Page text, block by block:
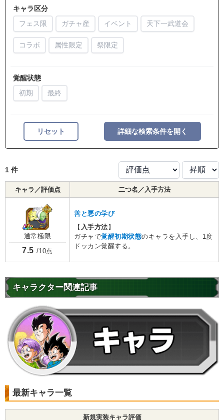
キャラ区分
フェス限
ガチャ産 イベント 天下一武道会
コラボ 属性限定 祭限定
覚醒状態
初期
最終
リセット 詳細な検索条件を開く
1 件
キャラ／評価点 二つ名／入手方法
通常極限
7.5 /10点
善と悪の学び
【 入手方法 】
ガチャで覚醒初期状態のキャラを入手し、1度
ドッカン覚醒する。
キャラクター関連記事
最新キャラ一覧
新規実装キャラ評価